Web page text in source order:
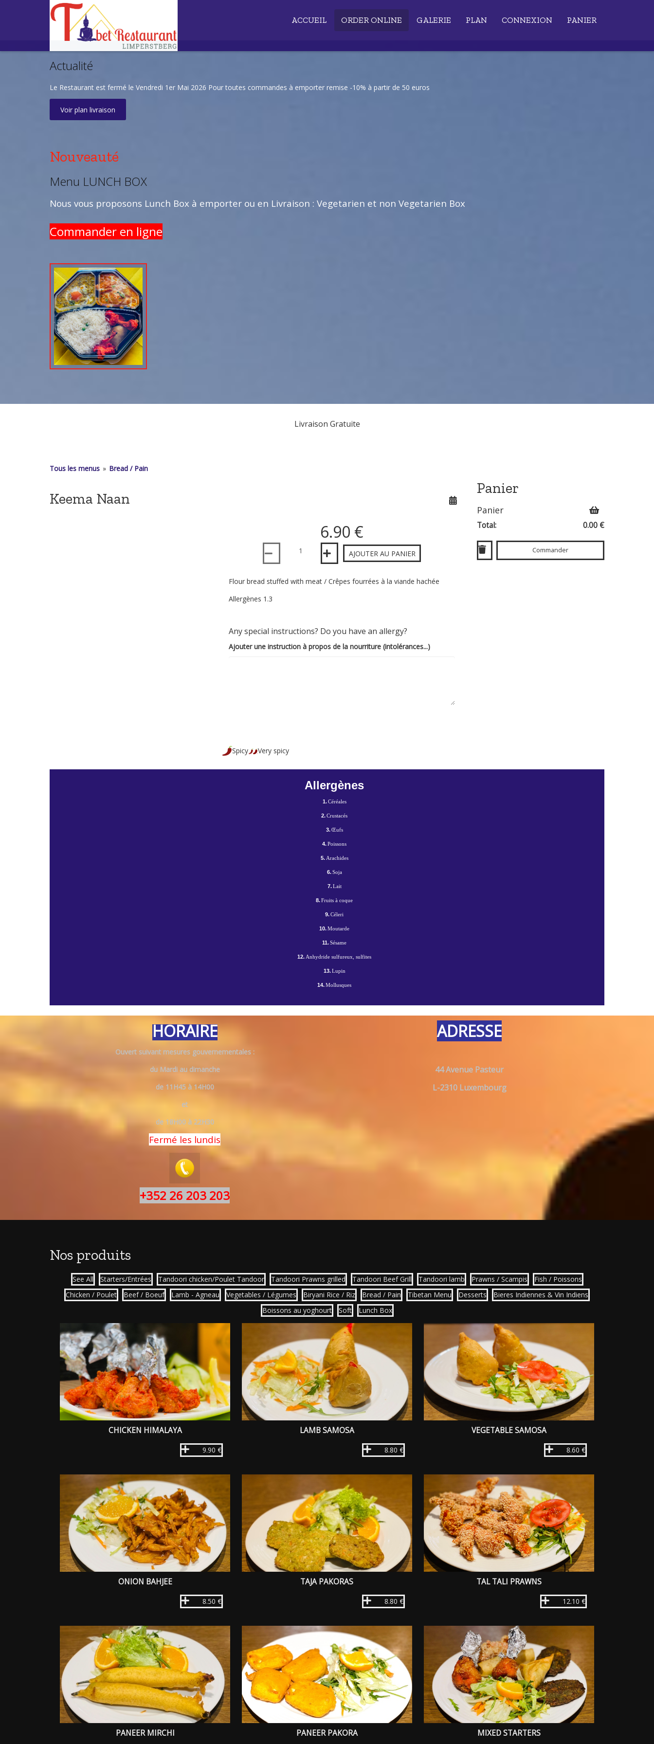
ACCUEIL ORDER ONLINE GALERIE PLAN CONNEXION PANIER
Actualité
Le Restaurant est fermé le Vendredi 1er Mai 2026 Pour toutes commandes à emporter remise -10% à partir de 50 euros
Voir plan livraison
Nouveauté
Menu LUNCH BOX
Nous vous proposons Lunch Box à emporter ou en Livraison : Vegetarien et non Vegetarien Box
Commander en ligne
Livraison Gratuite
Tous les menus » Bread / Pain
Keema Naan
6.90 €
Quantité
AJOUTER AU PANIER
Flour bread stuffed with meat / Crêpes fourrées à la viande hachée
Allergènes 1.3
Any special instructions? Do you have an allergy?
Ajouter une instruction à propos de la nourriture (intolérances...)
Spicy Very spicy
Panier
Panier
Total: 0.00 €
Commander
Allergènes
1.Céréales
2.Crustacés
3.Œufs
4.Poissons
5.Arachides
6.Soja
7.Lait
8.Fruits à coque
9.Céleri
10.Moutarde
11.Sésame
12.Anhydride sulfureux, sulfites
13.Lupin
14.Mollusques
HORAIRE
Ouvert suivant mesures gouvernementales :
du Mardi au dimanche
de 11H45 à 14H00
et
de 18H00 à 22H30
Fermé les lundis
+352 26 203 203
ADRESSE
44 Avenue Pasteur
L-2310 Luxembourg
Nos produits
See All Starters/Entrées Tandoori chicken/Poulet Tandoor Tandoori Prawns grilled Tandoori Beef Grill Tandoori lamb Prawns / Scampis
Fish / Poissons
Chicken / Poulet
Beef / Boeuf Lamb - Agneau Vegetables / Légumes Biryani Rice / Riz Bread / Pain Tibetan Menu Desserts
Bieres Indiennes & Vin Indiens
Boissons au yoghourt
Soft Lunch Box
CHICKEN HIMALAYA
9.90 €
LAMB SAMOSA
8.80 €
VEGETABLE SAMOSA
8.60 €
ONION BAHJEE
8.50 €
TAJA PAKORAS
8.80 €
TAL TALI PRAWNS
12.10 €
PANEER MIRCHI PANEER PAKORA MIXED STARTERS